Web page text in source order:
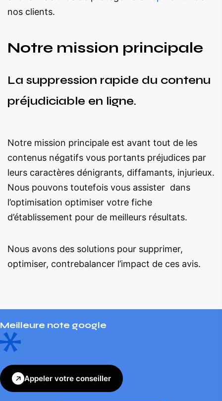
nos clients.
Notre mission principale
La suppression rapide du contenu
préjudiciable en ligne.
Notre mission principale est avant tout de les
contenus négatifs vous portants préjudices par
leurs caractères dénigrants, diffamants, injurieux.
Nous pouvons toutefois vous assister dans
l’optimisation optimiser votre fiche
d’établissement pour de meilleurs résultats.
Nous avons des solutions pour supprimer,
optimiser, contrebalancer l’impact de ces avis.
Meilleure note google
Appeler votre conseiller